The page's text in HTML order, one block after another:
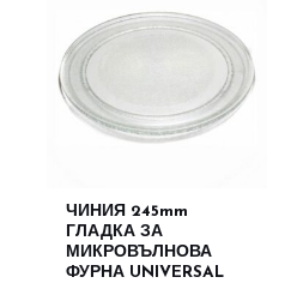
ЧИНИЯ 245mm
ГЛАДКА ЗА
МИКРОВЪЛНОВА
ФУРНА UNIVERSAL